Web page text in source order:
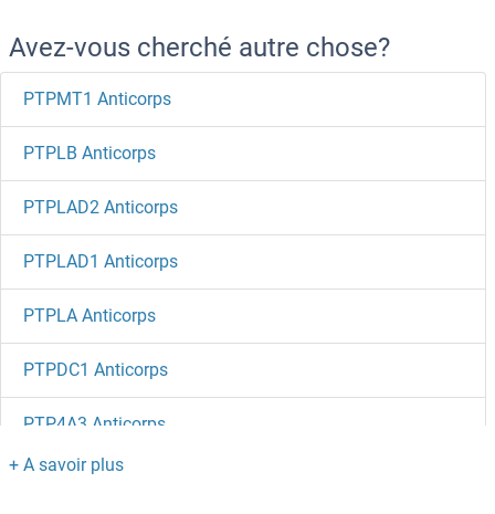
Avez-vous cherché autre chose?
PTPMT1 Anticorps
PTPLB Anticorps
PTPLAD2 Anticorps
PTPLAD1 Anticorps
PTPLA Anticorps
PTPDC1 Anticorps
PTP4A3 Anticorps
PTP4A2 Anticorps